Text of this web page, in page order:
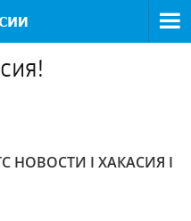
НОВОСТИ I ХАКАСИЯ I